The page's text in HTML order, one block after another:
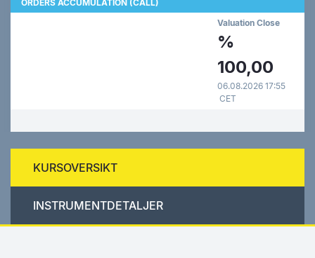
ORDERS ACCUMULATION (CALL)
Valuation Close
%
100,00
06.08.2026 17:55
CET
KURSOVERSIKT
INSTRUMENTDETALJER